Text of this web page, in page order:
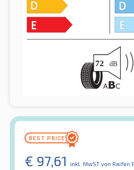
€ 97,61 inkl. MwST von Raifen